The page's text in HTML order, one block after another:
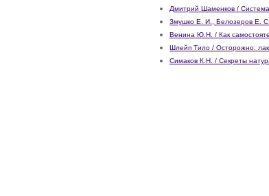
Дмитрий Шаменков /
Змушко Е. И., Белозеров Е.
Венина Ю.Н. / Как
Шлейп Тило / Осторожно:
Симаков К.Н. / Секреты